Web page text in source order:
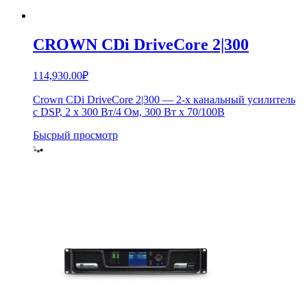
CROWN CDi DriveCore 2|300
114,930.00₽
Crown CDi DriveCore 2|300 — 2-х канальный усилитель
с DSP, 2 x 300 Вт/4 Ом, 300 Вт х 70/100В
Бысрый просмотр